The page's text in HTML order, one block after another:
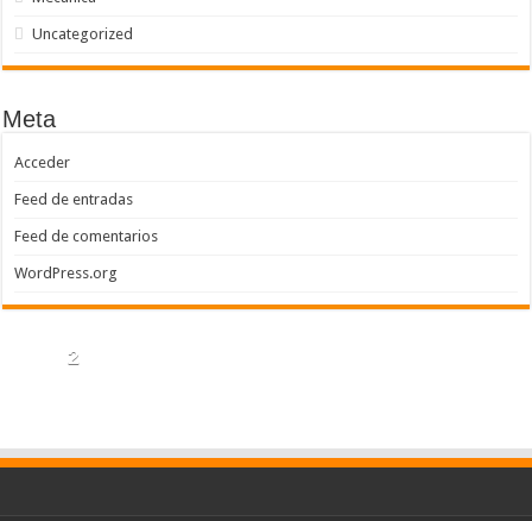
Uncategorized
Meta
Acceder
Feed de entradas
Feed de comentarios
WordPress.org
2